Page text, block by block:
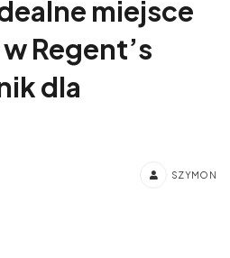
miejsce
Regent’s
dla
SZYMON